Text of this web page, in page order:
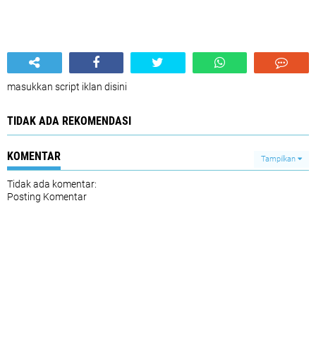
masukkan script iklan disini
TIDAK ADA REKOMENDASI
KOMENTAR Tampilkan
Tidak ada komentar:
Posting Komentar